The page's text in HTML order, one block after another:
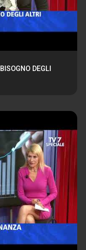
DEGLI